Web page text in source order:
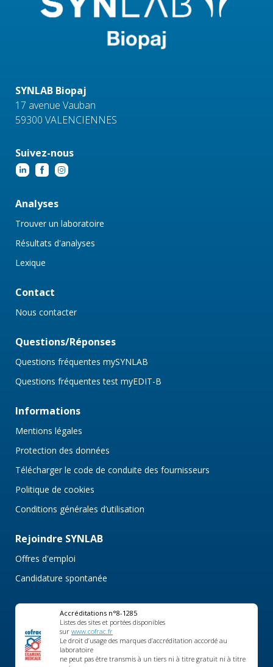
SYNLAB Biopaj
17 avenue Vauban
59300 VALENCIENNES
Suivez-nous
Analyses
Trouver un laboratoire
Résultats d'analyses
Lexique
Contact
Nous contacter
Questions/Réponses
Questions fréquentes mySYNLAB
Questions fréquentes test myEDIT-B
Informations
Mentions légales
Protection des données
Télécharger le code de conduite des fournisseurs
Politique de cookies
Conditions générales d’utilisation
Rejoindre SYNLAB
Offres d'emploi
Candidature spontanée
Accréditations n°8-1285
Listes des sites et portées disponibles
sur www.cofrac.fr
Le droit d’usage des marques d’accréditation accordé au
laboratoire
ne peut pas être transmis à un tiers ni à titre gratuit ni à titre